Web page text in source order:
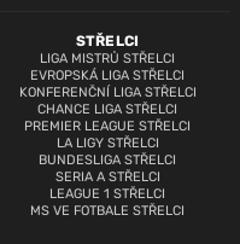
STŘELCI
LIGA MISTRŮ STŘELCI
EVROPSKÁ LIGA STŘELCI
KONFERENČNÍ LIGA STŘELCI
CHANCE LIGA STŘELCI
PREMIER LEAGUE STŘELCI
LA LIGY STŘELCI
BUNDESLIGA STŘELCI
SERIA A STŘELCI
LEAGUE 1 STŘELCI
MS VE FOTBALE STŘELCI